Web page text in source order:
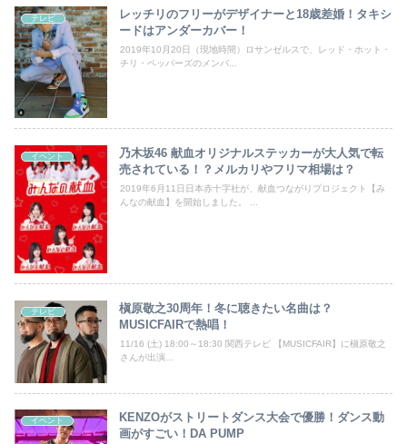
テレビ
レッチリのフリーがデザイナーと18歳差婚！タキシ
ードはアンダーカバー！
2019年10月20日（現地時間）ロサンゼルスで、レッド・ホット・
チリ・ペッパーズのメンバ...
イベント
乃木坂46 献血オリジナルステッカーが大人気で転
売されている！？メルカリやフリマ相場は？
2019年6月11日日本赤十字社が、献血つながりプロジェクト【み
んなの献血】を開始しました。 ...
テレビ
槇原敬之30周年！冬に聴きたい名曲は？
MUSICFAIRで熱唱！
11/16 (土) 18:00～18:30 関西テレビ 【MUSICFAIR】に槇原敬之
さんが出演...
イベント
KENZOがストリートダンス大会で優勝！ダンス動
画がすごい！DA PUMP